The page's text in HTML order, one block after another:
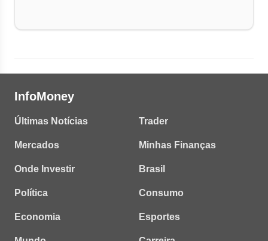
InfoMoney
Últimas Notícias
Mercados
Onde Investir
Política
Economia
Trader
Minhas Finanças
Brasil
Consumo
Esportes